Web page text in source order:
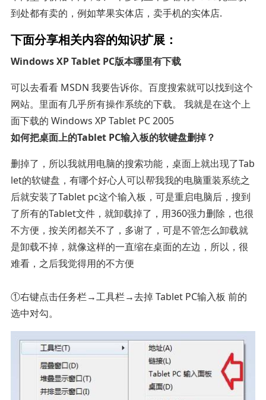
到处都有卖的，例如苹果实体店，卖手机的实体店.
下面分享相关内容的知识扩展：
Windows XP Tablet PC版本哪里有下载
可以去看看 MSDN 我要告诉你。百度搜索就可以找到这个
网站。里面有几乎所有操作系统的下载。 我就是在这个上
面下载的 Windows XP Tablet PC 2005
如何把桌面上的Tablet PC输入板的软键盘删掉？
删掉了，所以我就用电脑的搜索功能，桌面上就出现了Tab
let的软键盘，有哪个好心人可以帮我我的电脑重装系统之
后就安装了Tablet pc这个输入板，可是重启电脑后，搜到
了所有的Tablet文件，就卸载掉了，用360强力删除，也很
不方便，按关闭都关不了，多谢了，可是不管怎么卸载就
是卸载不掉，就像这样的一直缩在桌面的左边，所以，很
难看，之后我觉得用的不方便
①右键点击任务栏→工具栏→去掉 Tablet PC输入板 前的
选中对勾。